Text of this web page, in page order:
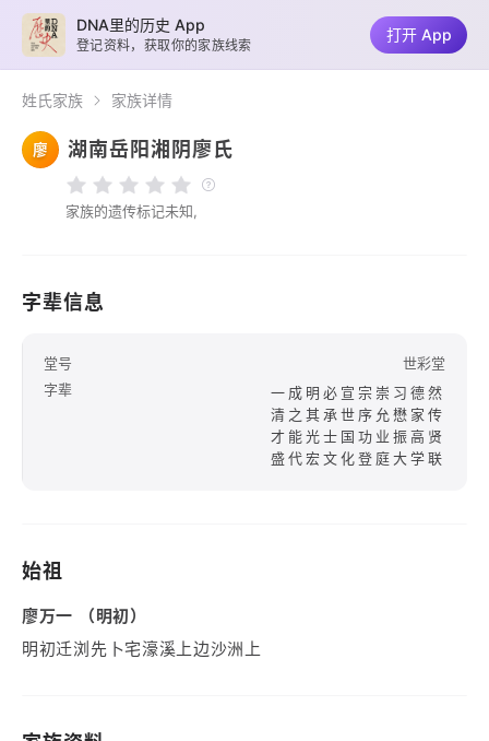
姓氏家族 家族详情
廖 湖南岳阳湘阴廖氏
家族的遗传标记未知,
字辈信息
堂号
世彩堂
字辈
一成明必宣宗崇习德然
清之其承世序允懋家传
才能光士国功业振高贤
盛代宏文化登庭大学联
始祖
廖万一 （明初）
明初迁浏先卜宅濠溪上边沙洲上
DNA里的历史 App
登记资料，获取你的家族线索
打开 App